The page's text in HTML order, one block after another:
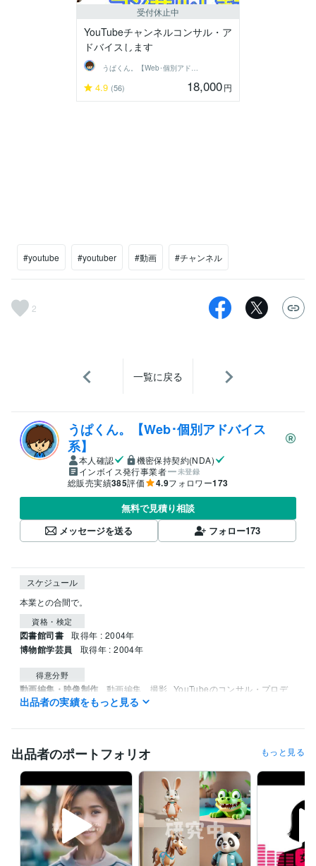
受付休止中
YouTubeチャンネルコンサル・ア
ドバイスします
うぱくん。【Web･個別アドバイス系】
4.9 (56) 18,000円
#youtube #youtuber #動画 #チャンネル
2
一覧に戻る
うぱくん。【Web･個別アドバイス
系】
本人確認
機密保持契約(NDA)
インボイス発行事業者
未登録
総販売実績385評価 4.9フォロワー173
無料で見積り相談
メッセージを送る
フォロー173
スケジュール
本業との合間で。
資格・検定
図書館司書 取得年 : 2004年
博物館学芸員 取得年 : 2004年
得意分野
動画編集・映像制作 動画編集、撮影 YouTubeのコンサル・プロデ
ュース ゲームプレイ 特技や才能をマネタイズさせるアドバイス
タレント業
YouTuber SNS コンサルティング Twitter
出品者の実績をもっと見る
出品者のポートフォリオ もっと見る